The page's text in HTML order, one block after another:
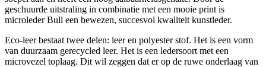
geschuurde uitstraling in combinatie met een mooie print is
microleder Bull een bewezen, succesvol kwaliteit kunstleder.
Eco-leer bestaat twee delen: leer en polyester stof. Het is een vorm
van duurzaam gerecycled leer. Het is een ledersoort met een
microvezel toplaag. Dit wil zeggen dat er op de ruwe onderlaag van